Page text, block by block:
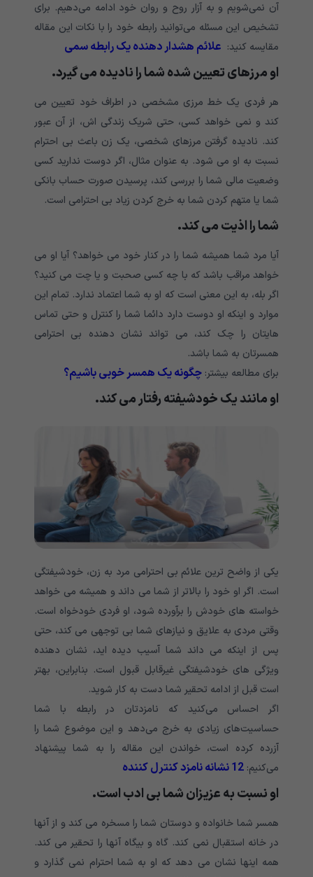
آن نمی‌شویم و به آزار روح و روان خود ادامه می‌دهیم. برای
تشخیص این مسئله می‌توانید رابطه خود را با نکات این مقاله
مقایسه کنید: علائم هشدار دهنده یک رابطه سمی
او مرزهای تعیین شده شما را نادیده می گیرد.
هر فردی یک خط مرزی مشخصی در اطراف خود تعیین می
کند و نمی خواهد کسی، حتی شریک زندگی اش، از آن عبور
کند. نادیده گرفتن مرزهای شخصی، یک زن باعث بی احترام
نسبت به او می شود. به عنوان مثال، اگر دوست ندارید کسی
وضعیت مالی شما را بررسی کند، پرسیدن صورت حساب بانکی
شما یا متهم کردن شما به خرج کردن زیاد بی احترامی است.
شما را اذیت می کند.
آیا مرد شما همیشه شما را در کنار خود می خواهد؟ آیا او می
خواهد مراقب باشد که با چه کسی صحبت و یا چت می کنید؟
اگر بله، به این معنی است که او به شما اعتماد ندارد. تمام این
موارد و اینکه او دوست دارد دائما شما را کنترل و حتی تماس
هایتان را چک کند، می تواند نشان دهنده بی احترامی
همسرتان به شما باشد.
برای مطالعه بیشتر: چگونه یک همسر خوبی باشیم؟
او مانند یک خودشیفته رفتار می کند.
یکی از واضح ترین علائم بی احترامی مرد به زن، خودشیفتگی
است. اگر او خود را بالاتر از شما می داند و همیشه می خواهد
خواسته های خودش را برآورده شود، او فردی خودخواه است.
وقتی مردی به علایق و نیازهای شما بی توجهی می کند، حتی
پس از اینکه می داند شما آسیب دیده اید، نشان دهنده
ویژگی های خودشیفتگی غیرقابل قبول است. بنابراین، بهتر
است قبل از ادامه تحقیر شما دست به کار شوید.
اگر احساس می‌کنید که نامزدتان در رابطه با شما
حساسیت‌های زیادی به خرج می‌دهد و این موضوع شما را
آزرده کرده است، خواندن این مقاله را به شما پیشنهاد
می‌کنیم: 12 نشانه نامزد کنترل کننده
او نسبت به عزیزان شما بی ادب است.
همسر شما خانواده و دوستان شما را مسخره می کند و از آنها
در خانه استقبال نمی کند. گاه و بیگاه آنها را تحقیر می کند.
همه اینها نشان می دهد که او به شما احترام نمی گذارد و